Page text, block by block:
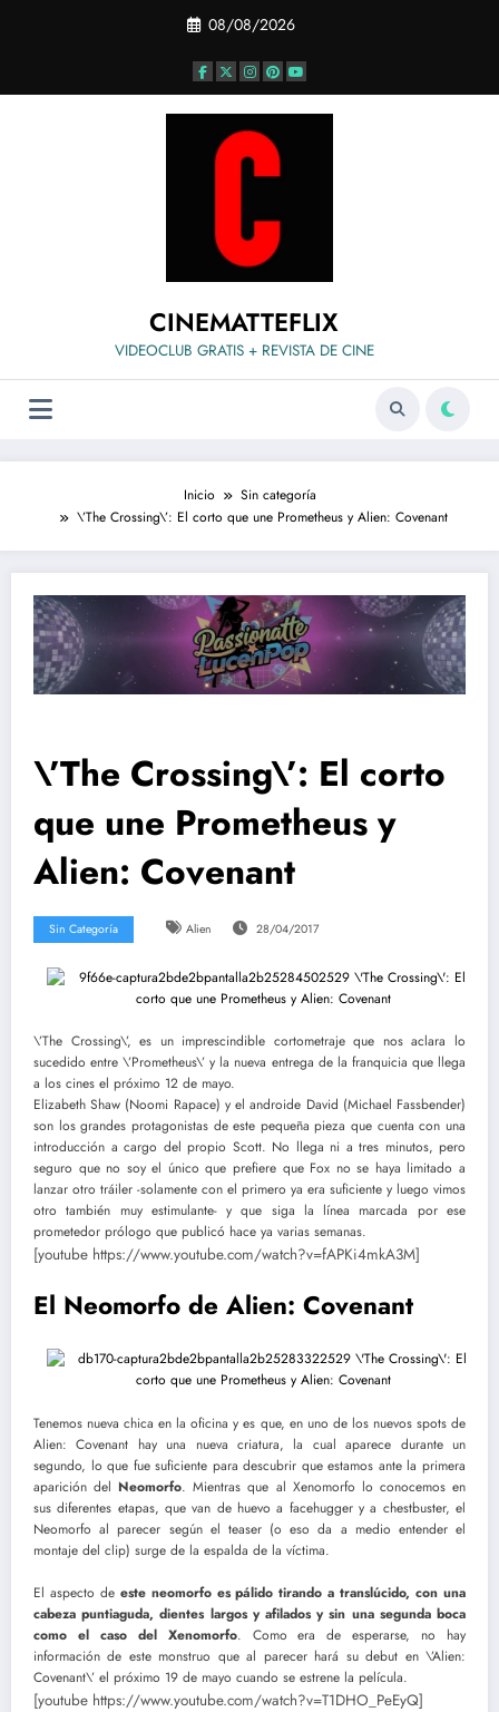
08/08/2026
CINEMATTEFLIX
VIDEOCLUB GRATIS + REVISTA DE CINE
Inicio
Sin categoría
\’The Crossing\’: El corto que une Prometheus y Alien: Covenant
\’The Crossing\’: El corto
que une Prometheus y
Alien: Covenant
Sin Categoría Alien 28/04/2017
\’The Crossing\’, es un imprescindible cortometraje que nos aclara lo
sucedido entre \’Prometheus\’ y la nueva entrega de la franquicia que llega
a los cines el próximo 12 de mayo.
Elizabeth Shaw (Noomi Rapace) y el androide David (Michael Fassbender)
son los grandes protagonistas de este pequeña pieza que cuenta con una
introducción a cargo del propio Scott. No llega ni a tres minutos, pero
seguro que no soy el único que prefiere que Fox no se haya limitado a
lanzar otro tráiler -solamente con el primero ya era suficiente y luego vimos
otro también muy estimulante- y que siga la línea marcada por ese
prometedor prólogo que publicó hace ya varias semanas.
[youtube https://www.youtube.com/watch?v=fAPKi4mkA3M]
El Neomorfo de Alien: Covenant
Tenemos nueva chica en la oficina y es que, en uno de los nuevos spots de
Alien: Covenant hay una nueva criatura, la cual aparece durante un
segundo, lo que fue suficiente para descubrir que estamos ante la primera
aparición del Neomorfo. Mientras que al Xenomorfo lo conocemos en
sus diferentes etapas, que van de huevo a facehugger y a chestbuster, el
Neomorfo al parecer según el teaser (o eso da a medio entender el
montaje del clip) surge de la espalda de la víctima.
El aspecto de este neomorfo es pálido tirando a translúcido, con una
cabeza puntiaguda, dientes largos y afilados y sin una segunda boca
como el caso del Xenomorfo. Como era de esperarse, no hay
información de este monstruo que al parecer hará su debut en \’Alien:
Covenant\’ el próximo 19 de mayo cuando se estrene la película.
[youtube https://www.youtube.com/watch?v=T1DHO_PeEyQ]